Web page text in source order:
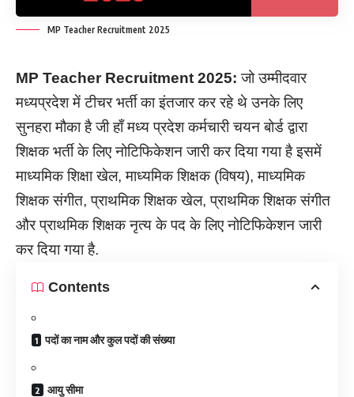
MP Teacher Recruitment 2025
MP Teacher Recruitment 2025: जो उम्मीदवार
मध्यप्रदेश में टीचर भर्ती का इंतजार कर रहे थे उनके लिए
सुनहरा मौका है जी हाँ मध्य प्रदेश कर्मचारी चयन बोर्ड द्वारा
शिक्षक भर्ती के लिए नोटिफिकेशन जारी कर दिया गया है इसमें
माध्यमिक शिक्षा खेल, माध्यमिक शिक्षक (विषय), माध्यमिक
शिक्षक संगीत, प्राथमिक शिक्षक खेल, प्राथमिक शिक्षक संगीत
और प्राथमिक शिक्षक नृत्य के पद के लिए नोटिफिकेशन जारी
कर दिया गया है.
Contents
पदों का नाम और कुल पदों की संख्या
आयु सीमा